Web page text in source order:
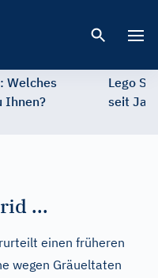
Welches
Ihnen?
Lego
seit
...
einen früheren
wegen Gräueltaten